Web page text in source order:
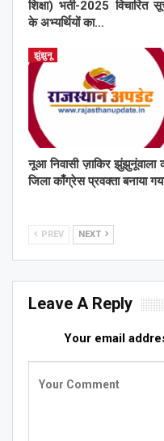
शिक्षा) भर्ती-2025 विचारित
के अभ्यर्थियों का…
झुंझुनू
नूआ निवासी ज़ाकिर झुंझुनूंवाला
जिला काँग्रेस प्रवक्ता बनाया
PREV NEXT
Leave A Reply
Your email